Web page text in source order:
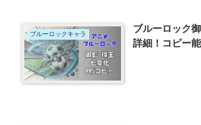
ブルーロックキャラ
ブルーロック
詳細！コピー